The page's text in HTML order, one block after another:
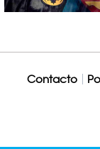
Contacto